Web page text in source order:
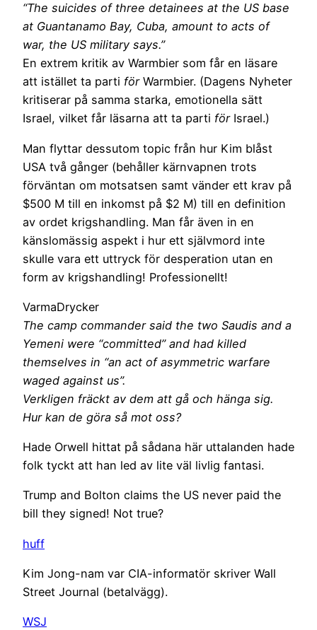
“The suicides of three detainees at the US base
at Guantanamo Bay, Cuba, amount to acts of
war, the US military says.”
En extrem kritik av Warmbier som får en läsare
att istället ta parti förWarmbier. (Dagens Nyheter
kritiserar på samma starka, emotionella sätt
Israel, vilket får läsarna att ta parti förIsrael.)
Man flyttar dessutom topic från hur Kim blåst
USA två gånger (behåller kärnvapnen trots
förväntan om motsatsen samt vänder ett krav på
$500 M till en inkomst på $2 M) till en definition
av ordet krigshandling. Man får även in en
känslomässig aspekt i hur ett självmord inte
skulle vara ett uttryck för desperation utan en
form av krigshandling! Professionellt!
VarmaDrycker
The camp commander said the two Saudis and a
Yemeni were “committed” and had killed
themselves in “an act of asymmetric warfare
waged against us”.
Verkligen fräckt av dem att gå och hänga sig.
Hur kan de göra så mot oss?
Hade Orwell hittat på sådana här uttalanden hade
folk tyckt att han led av lite väl livlig fantasi.
Trump and Bolton claims the US never paid the
bill they signed! Not true?
huff
Kim Jong-nam var CIA-informatör skriver Wall
Street Journal (betalvägg).
WSJ